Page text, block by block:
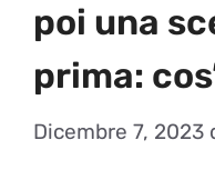
poi una
prima:
Dicembre 7, 2023